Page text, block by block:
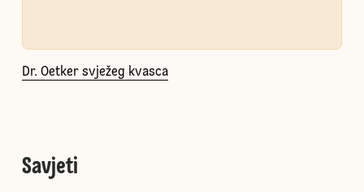
Dr. Oetker svježeg kvasca
Savjeti